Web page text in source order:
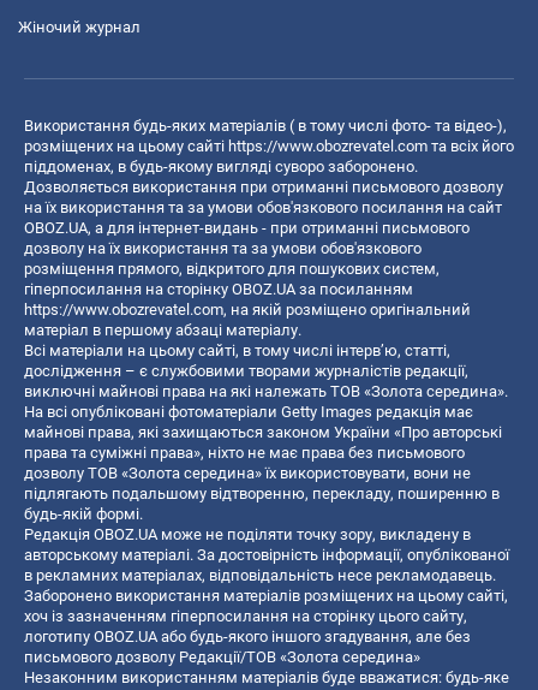
Жіночий журнал
Використання будь-яких матеріалів ( в тому числі фото- та відео-),
розміщених на цьому сайті https://www.obozrevatel.com та всіх його
піддоменах, в будь-якому вигляді суворо заборонено.
Дозволяється використання при отриманні письмового дозволу
на їх використання та за умови обов'язкового посилання на сайт
OBOZ.UA, а для інтернет-видань - при отриманні письмового
дозволу на їх використання та за умови обов'язкового
розміщення прямого, відкритого для пошукових систем,
гіперпосилання на сторінку OBOZ.UA за посиланням
https://www.obozrevatel.com, на якій розміщено оригінальний
матеріал в першому абзаці матеріалу.
Всі матеріали на цьому сайті, в тому числі інтерв’ю, статті,
дослідження – є службовими творами журналістів редакції,
виключні майнові права на які належать ТОВ «Золота середина».
На всі опубліковані фотоматеріали Getty Images редакція має
майнові права, які захищаються законом України «Про авторські
права та суміжні права», ніхто не має права без письмового
дозволу ТОВ «Золота середина» їх використовувати, вони не
підлягають подальшому відтворенню, перекладу, поширенню в
будь-якій формі.
Редакція OBOZ.UA може не поділяти точку зору, викладену в
авторському матеріалі. За достовірність інформації, опублікованої
в рекламних матеріалах, відповідальність несе рекламодавець.
Заборонено використання матеріалів розміщених на цьому сайті,
хоч із зазначенням гіперпосилання на сторінку цього сайту,
логотипу OBOZ.UA або будь-якого іншого згадування, але без
письмового дозволу Редакції/ТОВ «Золота середина»
Незаконним використанням матеріалів буде вважатися: будь-яке